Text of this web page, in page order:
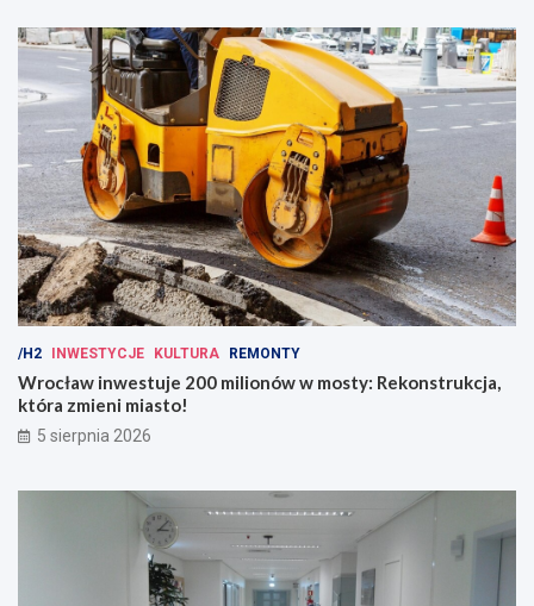
/H2 INWESTYCJE KULTURA REMONTY
Wrocław inwestuje 200 milionów w mosty: Rekonstrukcja,
która zmieni miasto!
5 sierpnia 2026